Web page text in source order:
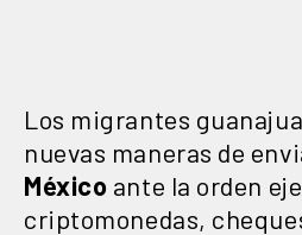
Los migrantes
nuevas maneras de
México ante la orden
criptomonedas,